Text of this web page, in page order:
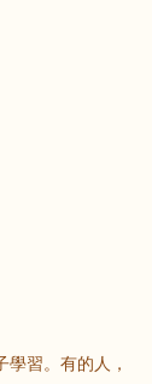
習。有的人，